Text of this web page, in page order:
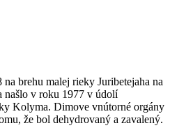
brehu malej rieky Juribetejaha na
našlo v roku 1977 v údolí
Kolyma. Dimove vnútorné orgány
že bol dehydrovaný a zavalený.